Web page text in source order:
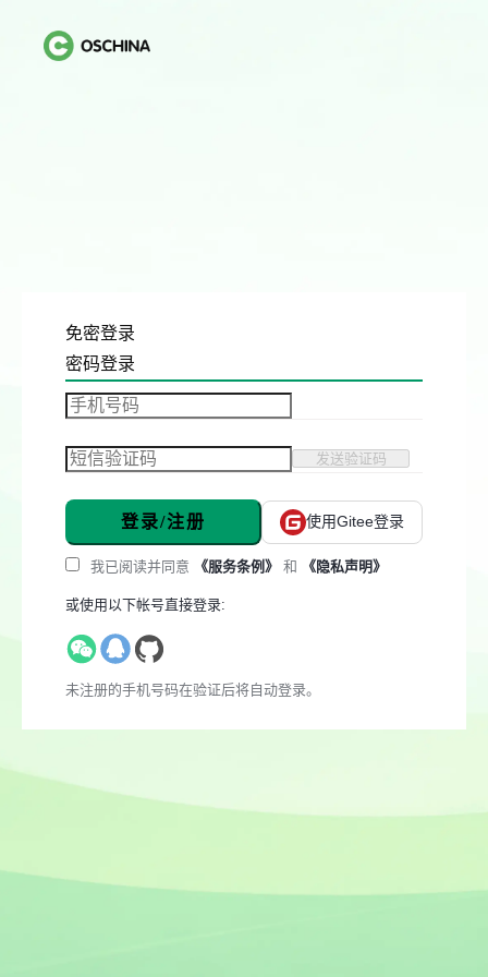
免密登录
密码登录
发送验证码
登录/注册 使用Gitee登录
我已阅读并同意 《服务条例》 和 《隐私声明》
或使用以下帐号直接登录:
未注册的手机号码在验证后将自动登录。